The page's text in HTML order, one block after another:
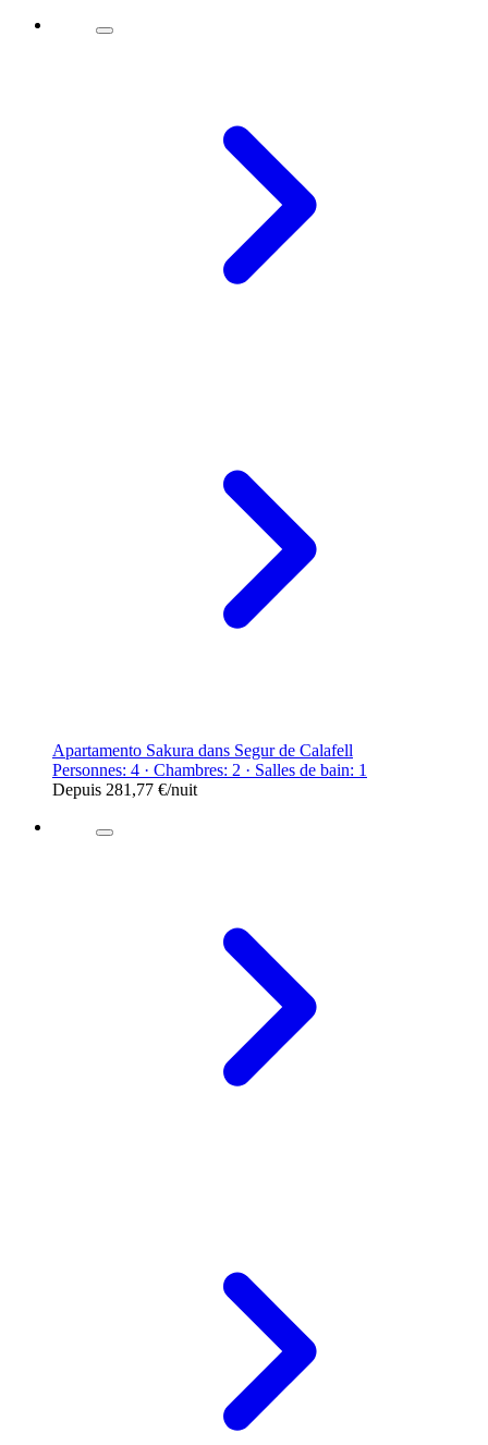
Apartamento Sakura dans Segur de Calafell
Personnes: 4 · Chambres: 2 · Salles de bain: 1
Depuis 281,77 €/nuit